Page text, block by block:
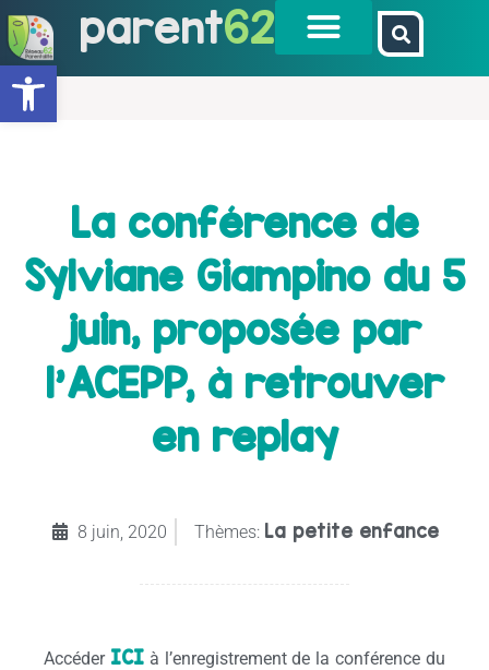
Ouvrir la barre d’outils
parent62
La conférence de
Sylviane Giampino du 5
juin, proposée par
l'ACEPP, à retrouver
en replay
8 juin, 2020 Thèmes: La petite enfance
Accéder ICIà l’enregistrement de la conférence du